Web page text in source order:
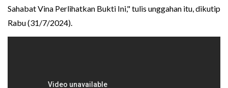
Sahabat Vina Perlihatkan Bukti Ini," tulis unggahan itu, dikutip
Rabu (31/7/2024).